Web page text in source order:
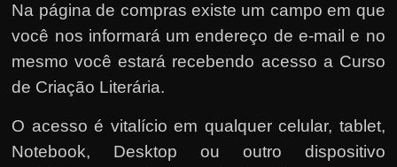
Na página de compras existe um campo em que
você nos informará um endereço de e-mail e no
mesmo você estará recebendo acesso a Curso
de Criação Literária.
O acesso é vitalício em qualquer celular, tablet,
Notebook, Desktop ou outro dispositivo